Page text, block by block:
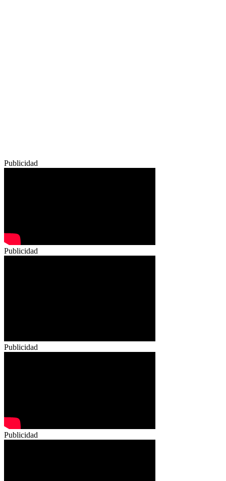
Publicidad
Publicidad
Publicidad
Publicidad